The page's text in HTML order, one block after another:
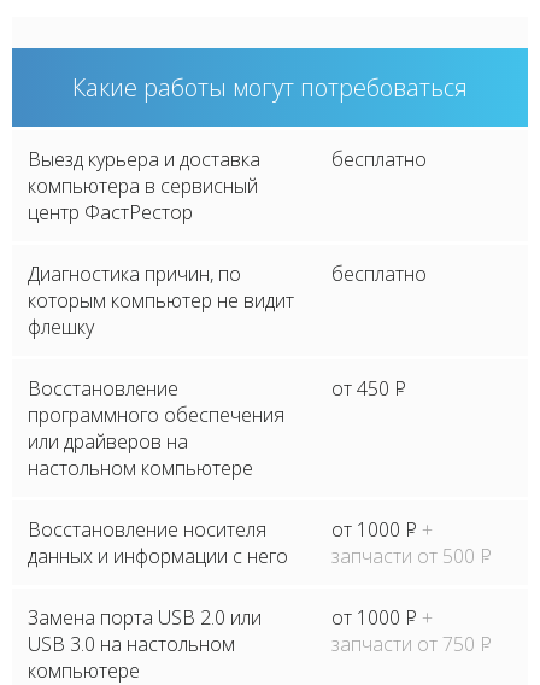
Какие работы могут потребоваться
Выезд курьера и доставка
компьютера в сервисный
центр ФастРестор
бесплатно
Диагностика причин, по
которым компьютер не видит
флешку
бесплатно
Восстановление
программного обеспечения
или драйверов на
настольном компьютере
от 450 P
Восстановление носителя
данных и информации с него
от 1000 P +
запчасти от 500 P
Замена порта USB 2.0 или
USB 3.0 на настольном
компьютере
от 1000 P +
запчасти от 750 P